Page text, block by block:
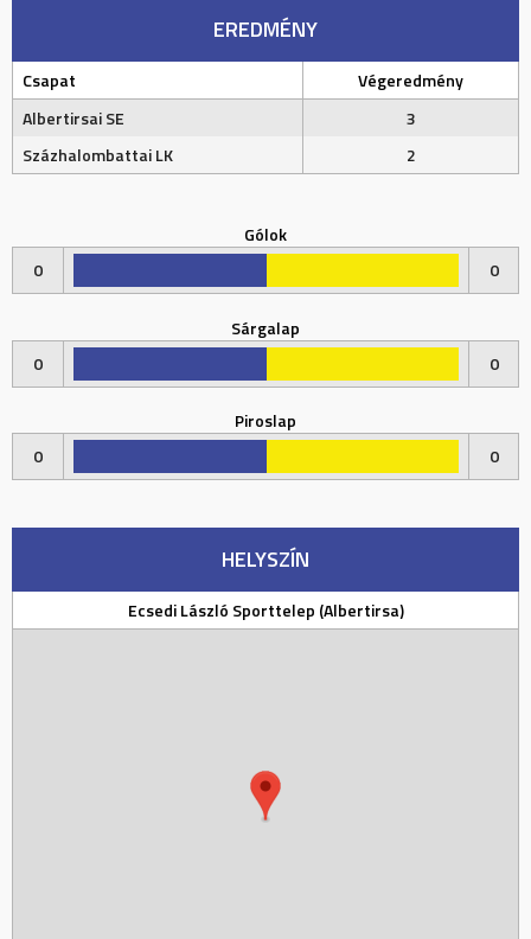
EREDMÉNY
Csapat
Végeredmény
Albertirsai SE
3
Százhalombattai LK
2
Gólok
0
0
Sárgalap
0
0
Piroslap
0
0
HELYSZÍN
Ecsedi László Sporttelep (Albertirsa)